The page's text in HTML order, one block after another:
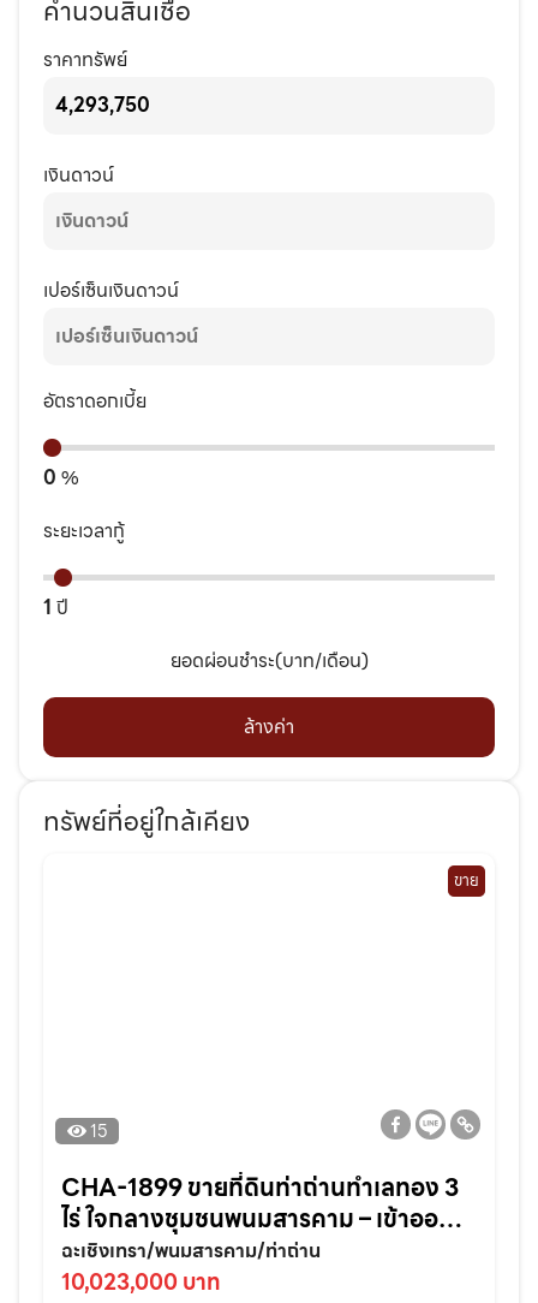
คำนวนสินเชื่อ
ราคาทรัพย์
เงินดาวน์
เปอร์เซ็นเงินดาวน์
อัตราดอกเบี้ย
0 %
ระยะเวลากู้
1 ปี
ยอดผ่อนชำระ(บาท/เดือน)
ล้างค่า
ทรัพย์ที่อยู่ใกล้เคียง
ขาย
15
CHA-1899 ขายที่ดินท่าถ่านทำเลทอง 3
ไร่ ใจกลางชุมชนพนมสารคาม – เข้าออก
สะดวก ใกล้ถนนใหญ่3076เพียง 70 เมตร
จ.ฉะเชิงเทรา
ฉะเชิงเทรา/พนมสารคาม/ท่าถ่าน
10,023,000 บาท